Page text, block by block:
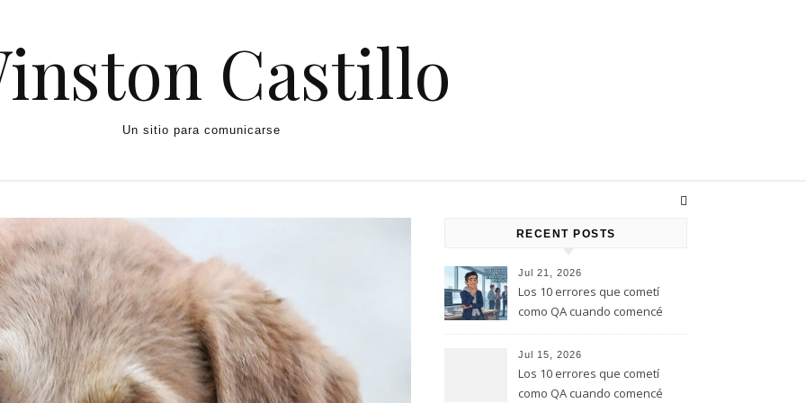
Castillo
Un sitio para comunicarse
RECENT POSTS
Jul 21, 2026
Los 10 errores que cometí
como QA cuando comencé
(Parte 2)
Jul 15, 2026
Los 10 errores que cometí
como QA cuando comencé